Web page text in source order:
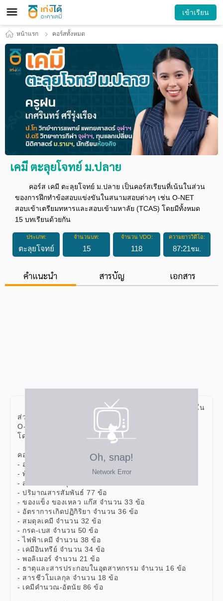
เข้าเรียน
หน้าแรก คอร์สทั้งหมด
เคมี ตะลุยโจทย์ ม.ปลาย
คอร์ส เคมี ตะลุยโจทย์ ม.ปลาย เป็นคอร์สเรียนที่เน้นในส่วน
ของการฝึกทำข้อสอบแข่งขันในสนามสอบต่างๆ เช่น O-NET
สอบเข้าเตรียมทหารและสอบเข้ามหาลัย (TCAS) โดยมีทั้งหมด
15 บทเรียนด้วยกัน
ประเภท:
ตะลุยโจทย์
จำนวนบท:
15
จำนวน VDO:
118
ความยาววิดีโอ:
87:21ชม.
คำแนะนำ สารบัญ เอกสาร
คอร์ส เคมี ตะลุยโจทย์ ม.ปลาย เป็นคอร์สเรียนที่เน้นใน
ส่วนของการฝึกทำข้อสอบแข่งขันใน สนามสอบต่างๆ เช่น
O-NET สอบเข้าเตรียมทหารและสอบเข้ามหาลัย (TCAS)
โดยมีทั้งหมด 15 บทเรียนด้วยกัน ดังนี้
คอร์ส เคมี พื้นฐาน ม.ปลาย ดังต่อไปนี้
- อะตอมและตารางธาตุ จำนวน 35 ข้อ
- พันธะเคมี จำนวน 43 ข้อ
- สมบัติของธาตุและสารประกอบ จำนวน 35 ข้อ
- ปริมาณสารสัมพันธ์ 77 ข้อ
- ของแข็ง ของเหลว แก๊ส จำนวน 33 ข้อ
- อัตราการเกิดปฏิกิริยา จำนวน 36 ข้อ
- สมดุลเคมี จำนวน 32 ข้อ
- กรด-เบส จำนวน 50 ข้อ
- ไฟฟ้าเคมี จำนวน 38 ข้อ
- เคมีอินทรีย์ จำนวน 34 ข้อ
- พอลิเมอร์ จำนวน 21 ข้อ
- ธาตุและสารประกอบในอุตสาหกรรม จำนวน 16 ข้อ
- สารชีวโมเลกุล จำนวน 18 ข้อ
- เคมีคำนวณ-อัตนัย 86 ข้อ